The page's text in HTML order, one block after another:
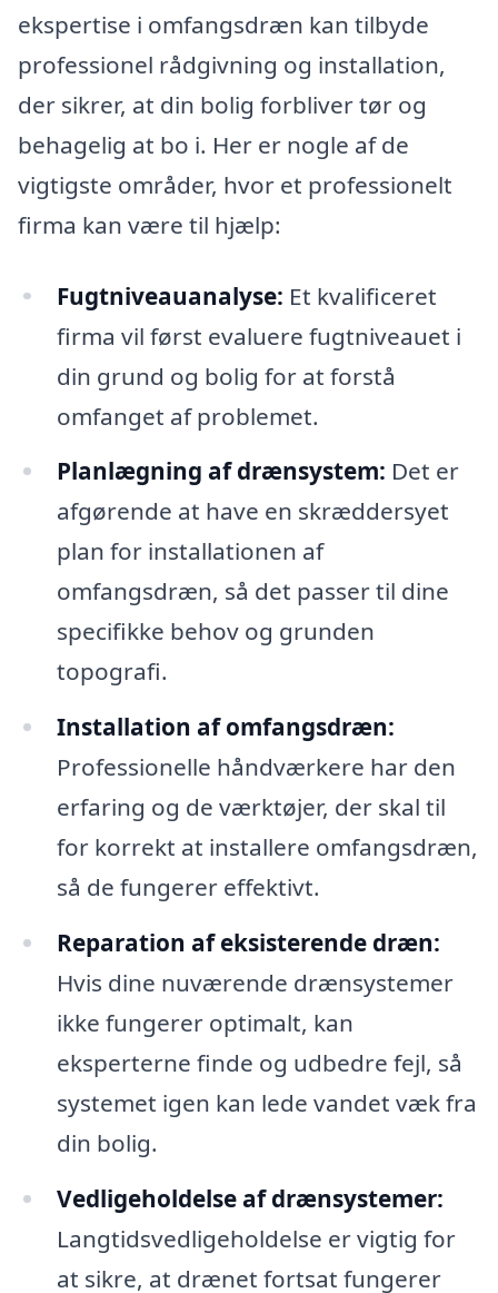
ekspertise i omfangsdræn kan tilbyde
professionel rådgivning og installation,
der sikrer, at din bolig forbliver tør og
behagelig at bo i. Her er nogle af de
vigtigste områder, hvor et professionelt
firma kan være til hjælp:
Fugtniveauanalyse: Et kvalificeret
firma vil først evaluere fugtniveauet i
din grund og bolig for at forstå
omfanget af problemet.
Planlægning af drænsystem: Det er
afgørende at have en skræddersyet
plan for installationen af
omfangsdræn, så det passer til dine
specifikke behov og grunden
topografi.
Installation af omfangsdræn:
Professionelle håndværkere har den
erfaring og de værktøjer, der skal til
for korrekt at installere omfangsdræn,
så de fungerer effektivt.
Reparation af eksisterende dræn:
Hvis dine nuværende drænsystemer
ikke fungerer optimalt, kan
eksperterne finde og udbedre fejl, så
systemet igen kan lede vandet væk fra
din bolig.
Vedligeholdelse af drænsystemer:
Langtidsvedligeholdelse er vigtig for
at sikre, at drænet fortsat fungerer